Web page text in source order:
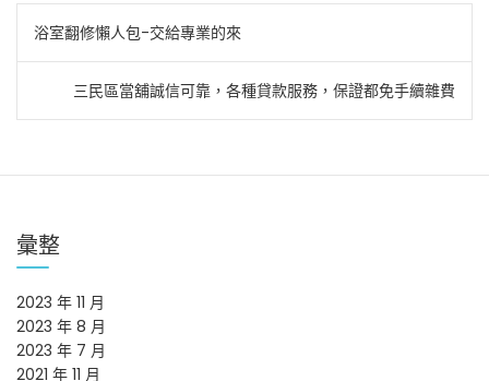
文
章
導
覽
浴室翻修懶人包-交給專業的來
三民區當舖誠信可靠，各種貸款服務，保證都免手續雜費
彙整
2023 年 11 月
2023 年 8 月
2023 年 7 月
2021 年 11 月